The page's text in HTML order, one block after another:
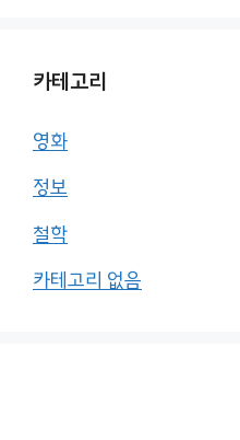
카테고리
영화
정보
철학
카테고리 없음